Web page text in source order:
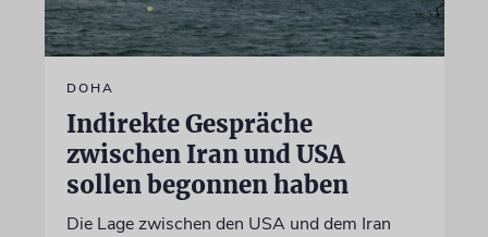
DOHA
Indirekte Gespräche
zwischen Iran und USA
sollen begonnen haben
Die Lage zwischen den USA und dem Iran